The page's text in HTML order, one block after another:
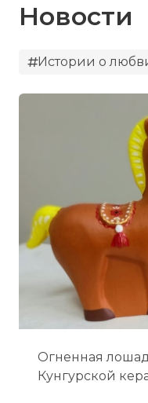
Новости
Истории о
Огненная
Кунгурской